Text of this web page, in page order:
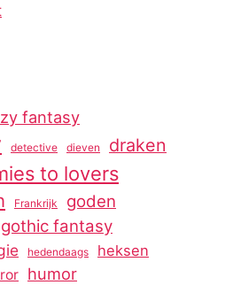
fantasy
detective dieven draken
to lovers
Frankrijk goden
gothic fantasy
hedendaags heksen
humor